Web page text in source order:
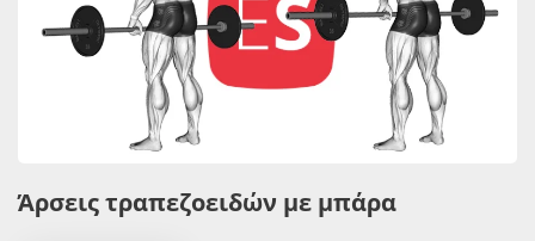
Άρσεις τραπεζοειδών με μπάρα